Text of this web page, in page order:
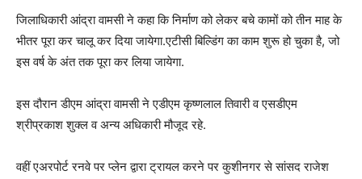
जिलाधिकारी आंद्रा वामसी ने कहा कि निर्माण को लेकर बचे कामों को तीन माह के
भीतर पूरा कर चालू कर दिया जायेगा.एटीसी बिल्डिंग का काम शुरू हो चुका है, जो
इस वर्ष के अंत तक पूरा कर लिया जायेगा.
इस दौरान डीएम आंद्रा वामसी ने एडीएम कृष्णलाल तिवारी व एसडीएम
श्रीप्रकाश शुक्ल व अन्य अधिकारी मौजूद रहे.
वहीं एअरपोर्ट रनवे पर प्लेन द्वारा ट्रायल करने पर कुशीनगर से सांसद राजेश